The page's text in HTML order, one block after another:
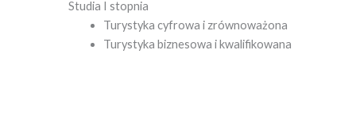
Studia I stopnia
Turystyka cyfrowa i zrównoważona
Turystyka biznesowa i kwalifikowana